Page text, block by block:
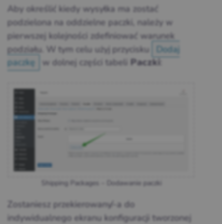
Aby określić kiedy wysyłka ma zostać
podzielona na oddzielne paczki, należy w
pierwszej kolejności zdefiniować warunek
podziału. W tym celu użyj przycisku
Dodaj
paczkę
w dolnej części tabeli Paczki
Shipping Packages – Dodawanie paczki
Zostaniesz przekierowany/-a do
indywidualnego ekranu konfiguracji tworzonej